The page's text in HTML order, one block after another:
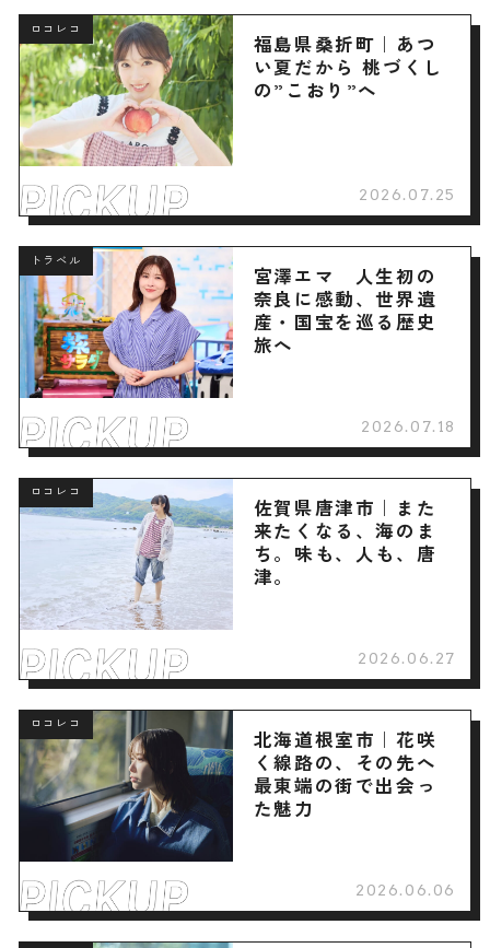
ロコレコ
福島県桑折町｜あつ
い夏だから 桃づくし
の”こおり”へ
2026.07.25
トラベル
宮澤エマ 人生初の
奈良に感動、世界遺
産・国宝を巡る歴史
旅へ
2026.07.18
ロコレコ
佐賀県唐津市｜また
来たくなる、海のま
ち。味も、人も、唐
津。
2026.06.27
ロコレコ
北海道根室市｜花咲
く線路の、その先へ
最東端の街で出会っ
た魅力
2026.06.06